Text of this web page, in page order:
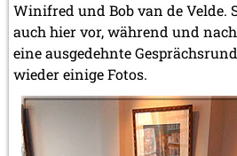
Winifred und Bob van de Velde.
auch hier vor, während und
eine ausgedehnte
wieder einige Fotos.